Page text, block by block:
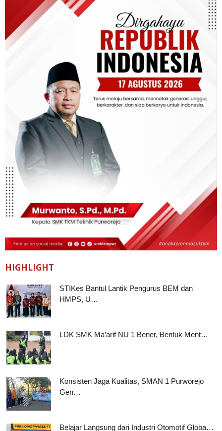
HIGHLIGHT
STIKes Bantul Lantik Pengurus BEM dan
HMPS, U…
LDK SMK Ma’arif NU 1 Bener, Bentuk Ment…
Konsisten Jaga Kualitas, SMAN 1 Purworejo
Gen…
Belajar Langsung dari Industri Otomotif Globa…